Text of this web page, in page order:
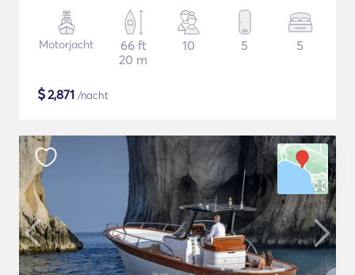
Motorjacht
66 ft
20 m
10 5 5
$2,871 /nacht